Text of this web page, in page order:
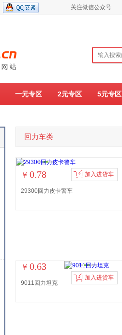
关注微信公众号
一元专区 2元专区 5元专区
回力车类
￥ 0.78 加入进货车
29300回力皮卡警车
￥ 0.63
加入进货车
9011回力坦克